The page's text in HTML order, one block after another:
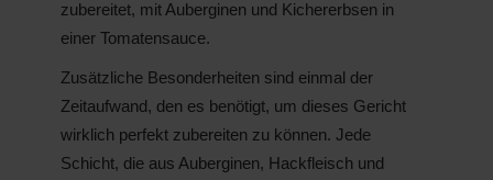
zubereitet, mit Auberginen und Kichererbsen in
einer Tomatensauce.
Zusätzliche Besonderheiten sind einmal der
Zeitaufwand, den es benötigt, um dieses Gericht
wirklich perfekt zubereiten zu können. Jede
Schicht, die aus Auberginen, Hackfleisch und